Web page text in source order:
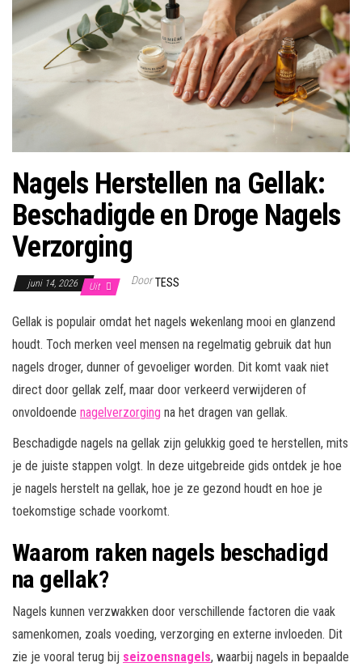
Nagels Herstellen na Gellak:
Beschadigde en Droge Nagels
Verzorging
juni 14, 2026 Uit Door TESS
Gellak is populair omdat het nagels wekenlang mooi en glanzend
houdt. Toch merken veel mensen na regelmatig gebruik dat hun
nagels droger, dunner of gevoeliger worden. Dit komt vaak niet
direct door gellak zelf, maar door verkeerd verwijderen of
onvoldoende nagelverzorging na het dragen van gellak.
Beschadigde nagels na gellak zijn gelukkig goed te herstellen, mits
je de juiste stappen volgt. In deze uitgebreide gids ontdek je hoe
je nagels herstelt na gellak, hoe je ze gezond houdt en hoe je
toekomstige schade voorkomt.
Waarom raken nagels beschadigd
na gellak?
Nagels kunnen verzwakken door verschillende factoren die vaak
samenkomen, zoals voeding, verzorging en externe invloeden. Dit
zie je vooral terug bij seizoensnagels, waarbij nagels in bepaalde